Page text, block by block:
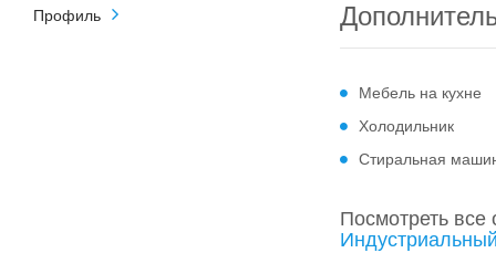
Профиль
Мебель на кухне
Холодильник
Стиральная
Посмотреть